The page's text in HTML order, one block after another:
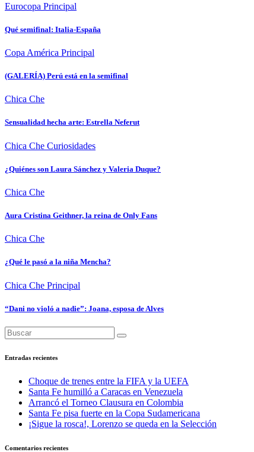
Eurocopa Principal
Qué semifinal: Italia-España
Copa América Principal
(GALERÍA) Perú está en la semifinal
Chica Che
Sensualidad hecha arte: Estrella Neferut
Chica Che Curiosidades
¿Quiénes son Laura Sánchez y Valeria Duque?
Chica Che
Aura Cristina Geithner, la reina de Only Fans
Chica Che
¿Qué le pasó a la niña Mencha?
Chica Che Principal
“Dani no violó a nadie”: Joana, esposa de Alves
Entradas recientes
Choque de trenes entre la FIFA y la UEFA
Santa Fe humilló a Caracas en Venezuela
Arrancó el Torneo Clausura en Colombia
Santa Fe pisa fuerte en la Copa Sudamericana
¡Sigue la rosca!, Lorenzo se queda en la Selección
Comentarios recientes